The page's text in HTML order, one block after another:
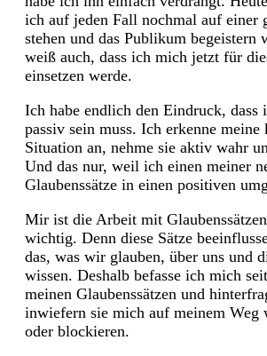
ich auf jeden Fall nochmal auf einer
stehen und das Publikum
weiß auch, dass ich mich jetzt für
einsetzen werde.
Ich habe endlich den Eindruck, dass
passiv sein muss. Ich erkenne meine
Situation an, nehme sie aktiv wahr
Und das nur, weil ich einen meiner
Glaubenssätze in einen positiven
Mir ist die Arbeit mit
wichtig. Denn diese Sätze
das, was wir glauben, über uns und
wissen. Deshalb befasse ich mich
meinen Glaubenssätzen und
inwiefern sie mich auf meinem Weg
oder blockieren.